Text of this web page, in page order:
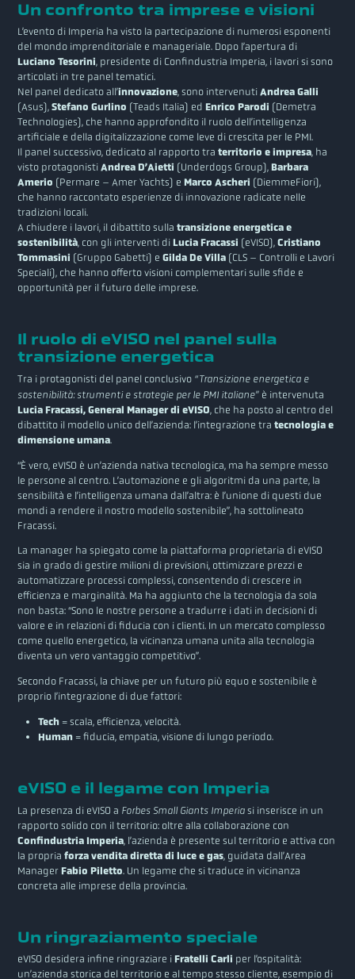
Un confronto tra imprese e visioni
L’evento di Imperia ha visto la partecipazione di numerosi esponenti
del mondo imprenditoriale e manageriale. Dopo l’apertura di
Luciano Tesorini, presidente di Confindustria Imperia, i lavori si sono
articolati in tre panel tematici.
Nel panel dedicato all’innovazione, sono intervenutiAndrea Galli
(Asus),Stefano Gurlino (Teads Italia) edEnrico Parodi (Demetra
Technologies), che hanno approfondito il ruolo dell’intelligenza
artificiale e della digitalizzazione come leve di crescita per le PMI.
Il panel successivo, dedicato al rapporto traterritorio e impresa, ha
visto protagonistiAndrea D’Aietti (Underdogs Group),Barbara
Amerio (Permare – Amer Yachts) eMarco Ascheri (DiemmeFiori),
che hanno raccontato esperienze di innovazione radicate nelle
tradizioni locali.
A chiudere i lavori, il dibattito sullatransizione energetica e
sostenibilità, con gli interventi diLucia Fracassi (eVISO),Cristiano
Tommasini (Gruppo Gabetti) eGilda De Villa (CLS – Controlli e Lavori
Speciali), che hanno offerto visioni complementari sulle sfide e
opportunità per il futuro delle imprese.
Il ruolo di eVISO nel panel sulla
transizione energetica
Tra i protagonisti del panel conclusivo “Transizione energetica e
sostenibilità: strumenti e strategie per le PMI italiane” è intervenuta
Lucia Fracassi, General Manager di eVISO, che ha posto al centro del
dibattito il modello unico dell’azienda: l’integrazione tratecnologia e
dimensione umana.
“È vero, eVISO è un’azienda nativa tecnologica, ma ha sempre messo
le persone al centro. L’automazione e gli algoritmi da una parte, la
sensibilità e l’intelligenza umana dall’altra: è l’unione di questi due
mondi a rendere il nostro modello sostenibile”, ha sottolineato
Fracassi.
La manager ha spiegato come la piattaforma proprietaria di eVISO
sia in grado di gestire milioni di previsioni, ottimizzare prezzi e
automatizzare processi complessi, consentendo di crescere in
efficienza e marginalità. Ma ha aggiunto che la tecnologia da sola
non basta: “Sono le nostre persone a tradurre i dati in decisioni di
valore e in relazioni di fiducia con i clienti. In un mercato complesso
come quello energetico, la vicinanza umana unita alla tecnologia
diventa un vero vantaggio competitivo”.
Secondo Fracassi, la chiave per un futuro più equo e sostenibile è
proprio l’integrazione di due fattori:
Tech= scala, efficienza, velocità.
Human= fiducia, empatia, visione di lungo periodo.
eVISO e il legame con Imperia
La presenza di eVISO a Forbes Small Giants Imperia si inserisce in un
rapporto solido con il territorio: oltre alla collaborazione con
Confindustria Imperia, l’azienda è presente sul territorio e attiva con
la propriaforza vendita diretta di luce e gas, guidata dall’Area
ManagerFabio Piletto. Un legame che si traduce in vicinanza
concreta alle imprese della provincia.
Un ringraziamento speciale
eVISO desidera infine ringraziare iFratelli Carli per l’ospitalità:
un’azienda storica del territorio e al tempo stesso cliente, esempio di